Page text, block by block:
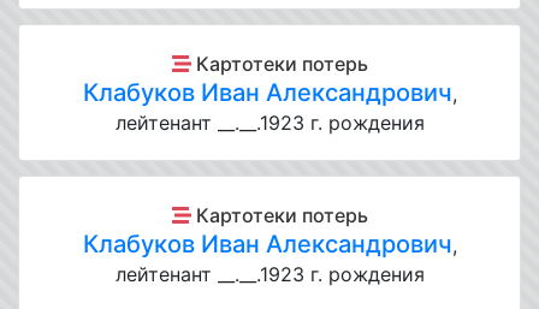
Картотеки потерь
Клабуков Иван Александрович,
лейтенант __.__.1923 г. рождения
Картотеки потерь
Клабуков Иван Александрович,
лейтенант __.__.1923 г. рождения